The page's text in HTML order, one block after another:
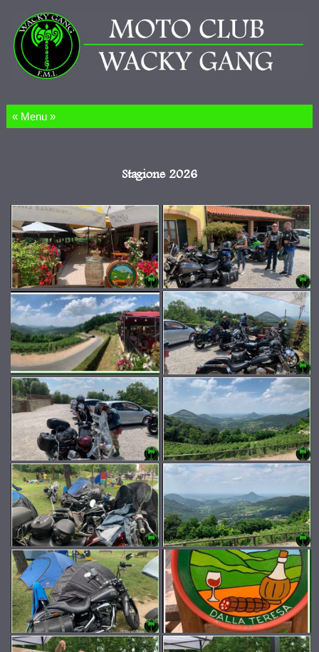
Salta al contenuto
Stagione 2026